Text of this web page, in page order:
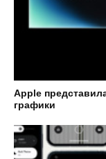
Apple
графики